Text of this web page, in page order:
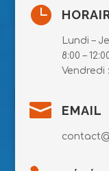

Lundi –
8:00 –
Vendredi :
 EMAIL